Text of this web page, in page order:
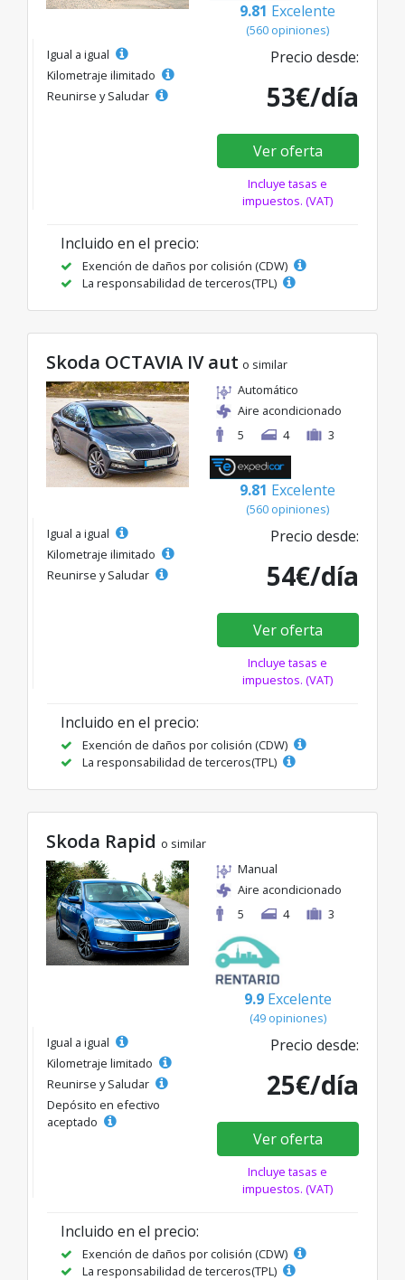
9.81 Excelente
(560 opiniones)
Igual a igual
Kilometraje ilimitado
Reunirse y Saludar
Precio desde:
53€/día
Ver oferta
Incluye tasas e
impuestos. (VAT)
Incluido en el precio:
Exención de daños por colisión (CDW)
La responsabilidad de terceros(TPL)
Skoda OCTAVIA IV aut o similar
Automático
Aire acondicionado
5
4 3
9.81 Excelente
(560 opiniones)
Igual a igual
Kilometraje ilimitado
Reunirse y Saludar
Precio desde:
54€/día
Ver oferta
Incluye tasas e
impuestos. (VAT)
Incluido en el precio:
Exención de daños por colisión (CDW)
La responsabilidad de terceros(TPL)
Skoda Rapid o similar
Manual
Aire acondicionado
5
4 3
9.9 Excelente
(49 opiniones)
Igual a igual
Kilometraje limitado
Reunirse y Saludar
Depósito en efectivo
aceptado
Precio desde:
25€/día
Ver oferta
Incluye tasas e
impuestos. (VAT)
Incluido en el precio:
Exención de daños por colisión (CDW)
La responsabilidad de terceros(TPL)